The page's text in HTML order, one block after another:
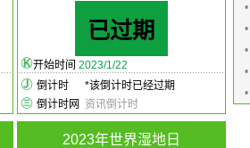
已过期
开始时间 2023/1/22
倒计时
*该倒计时已经过期
倒计时网
资讯倒计时
2023年世界湿地日
•
•
•
•
•